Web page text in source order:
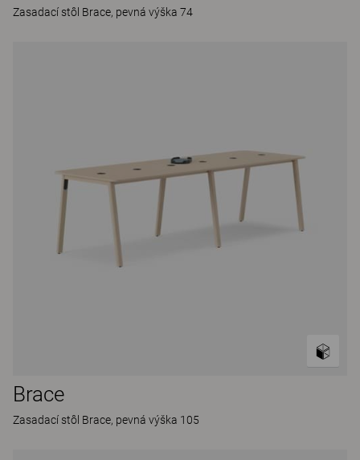
Zasadací stôl Brace, pevná výška 74
Brace
Zasadací stôl Brace, pevná výška 105